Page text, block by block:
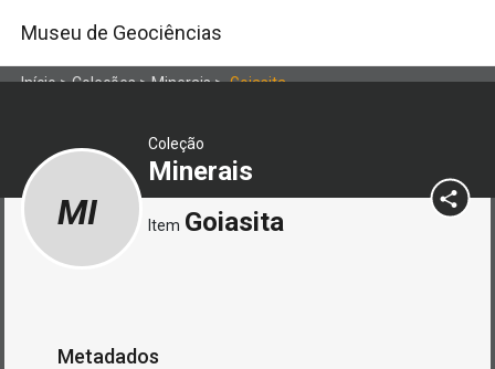
Museu de Geociências
Início>Coleções>Minerais>Goiasita
Coleção
Minerais
MI Item Goiasita
Metadados